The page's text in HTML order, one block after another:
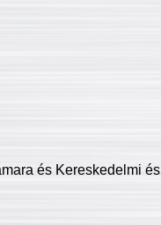
és Kereskedelmi